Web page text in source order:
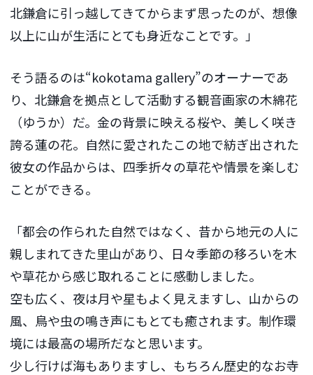
北鎌倉に引っ越してきてからまず思ったのが、想像
以上に山が生活にとても身近なことです。」
そう語るのは“kokotama gallery”のオーナーであ
り、北鎌倉を拠点として活動する観音画家の木綿花
（ゆうか）だ。金の背景に映える桜や、美しく咲き
誇る蓮の花。自然に愛されたこの地で紡ぎ出された
彼女の作品からは、四季折々の草花や情景を楽しむ
ことができる。
「都会の作られた自然ではなく、昔から地元の人に
親しまれてきた里山があり、日々季節の移ろいを木
や草花から感じ取れることに感動しました。
空も広く、夜は月や星もよく見えますし、山からの
風、鳥や虫の鳴き声にもとても癒されます。制作環
境には最高の場所だなと思います。
少し行けば海もありますし、もちろん歴史的なお寺